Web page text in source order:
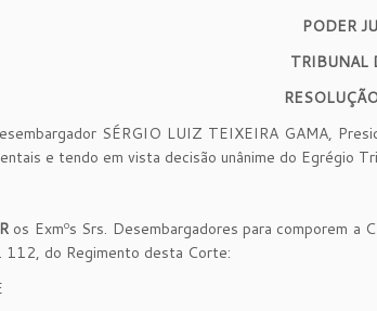
PODER
TRIBUNAL
SÉRGIO LUIZ TEIXEIRA GAMA,
e tendo em vista decisão unânime do Egrégio
os Exmºs Srs. Desembargadores para comporem
112, do Regimento desta Corte: